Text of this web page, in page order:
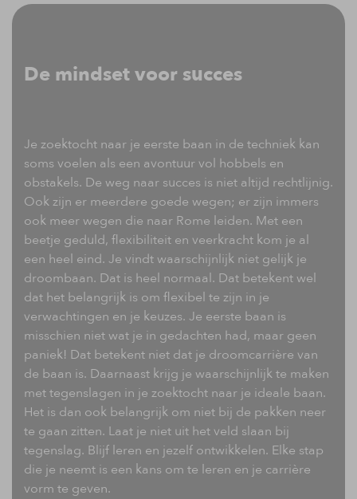
De mindset voor succes
Je zoektocht naar je eerste baan in de techniek kan
soms voelen als een avontuur vol hobbels en
obstakels. De weg naar succes is niet altijd rechtlijnig.
Ook zijn er meerdere goede wegen; er zijn immers
ook meer wegen die naar Rome leiden. Met een
beetje geduld, flexibiliteit en veerkracht kom je al
een heel eind. Je vindt waarschijnlijk niet gelijk je
droombaan. Dat is heel normaal. Dat betekent wel
dat het belangrijk is om flexibel te zijn in je
verwachtingen en je keuzes. Je eerste baan is
misschien niet wat je in gedachten had, maar geen
paniek! Dat betekent niet dat je droomcarrière van
de baan is. Daarnaast krijg je waarschijnlijk te maken
met tegenslagen in je zoektocht naar je ideale baan.
Het is dan ook belangrijk om niet bij de pakken neer
te gaan zitten. Laat je niet uit het veld slaan bij
tegenslag. Blijf leren en jezelf ontwikkelen. Elke stap
die je neemt is een kans om te leren en je carrière
vorm te geven.